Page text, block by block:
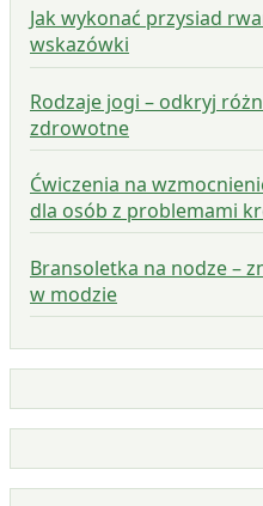
Jak wykonać przysiad
wskazówki
Rodzaje jogi – odkryj
zdrowotne
Ćwiczenia na
dla osób z problemami
Bransoletka na nodze –
w modzie